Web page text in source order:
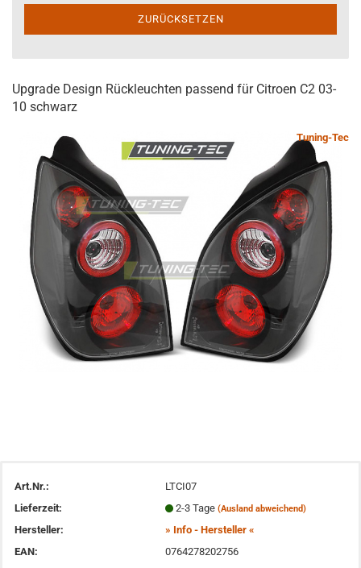
ZURÜCKSETZEN
Upgrade Design Rückleuchten passend für Citroen C2 03-
10 schwarz
Tuning-Tec
Art.Nr.:
LTCI07
Lieferzeit:
2-3 Tage (Ausland abweichend)
Hersteller:
» Info - Hersteller «
EAN:
0764278202756